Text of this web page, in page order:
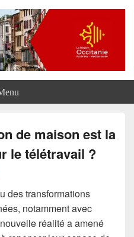
de maison est la
le télétravail ?
des transformations
notamment avec
réalité a amené